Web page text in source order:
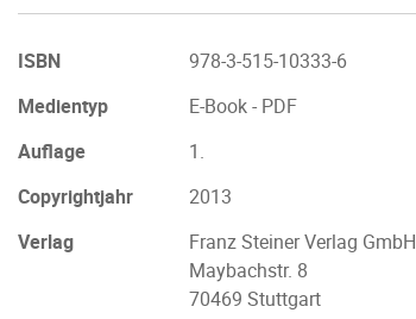
ISBN
978-3-515-10333-6
Medientyp
E-Book - PDF
Auflage
1.
Copyrightjahr
2013
Verlag
Franz Steiner Verlag GmbH
Maybachstr. 8
70469 Stuttgart